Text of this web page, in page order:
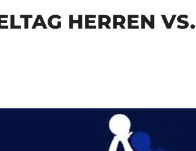
HERREN VS.